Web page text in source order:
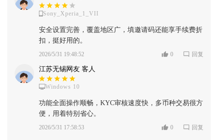
Sony_Xperia_1_VII
安全设置完善，覆盖地区广，填邀请码还能享手续费折
扣，挺好用的。
2026/5/31 19:48:52 0 回复
江苏无锡网友 客人
Windows 10
功能全面操作顺畅，KYC审核速度快，多币种交易很方
便，用着特别省心。
2026/5/31 17:58:53 0 回复